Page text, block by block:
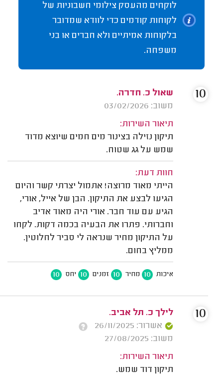
לוקחים מהעסק צילומי חשבוניות של
לקוחות קודמים כדי לוודא שמדובר
בלקוחות אמיתיים ולא חברים או בני
משפחה.
שאול כ. חדרה.
משוב: 03/02/2026
תיאור השירות:
תיקון נזילה בצינור מים חמים שיוצא מדוד
שמש על גג שטוח.
חוות דעת:
הייתי מאוד מרוצה! אתמול יצרתי קשר והיום
הגיעו לבצע את התיקון. הבן של אייל, אורי,
הגיע עם עוד חבר. אורי היה מאוד אדיב
וחברותי. פתרו את הבעיה בכמה דקות. לקחו
על התיקון מחיר שנראה לי סביר לחלוטין.
ממליץ בחום.
איכות 10 מחיר 10 זמנים 10 יחס 10
10
לילך כ. תל אביב.
אשרור: 26/11/2025
משוב: 27/08/2025
תיאור השירות:
תיקון דוד שמש.
10